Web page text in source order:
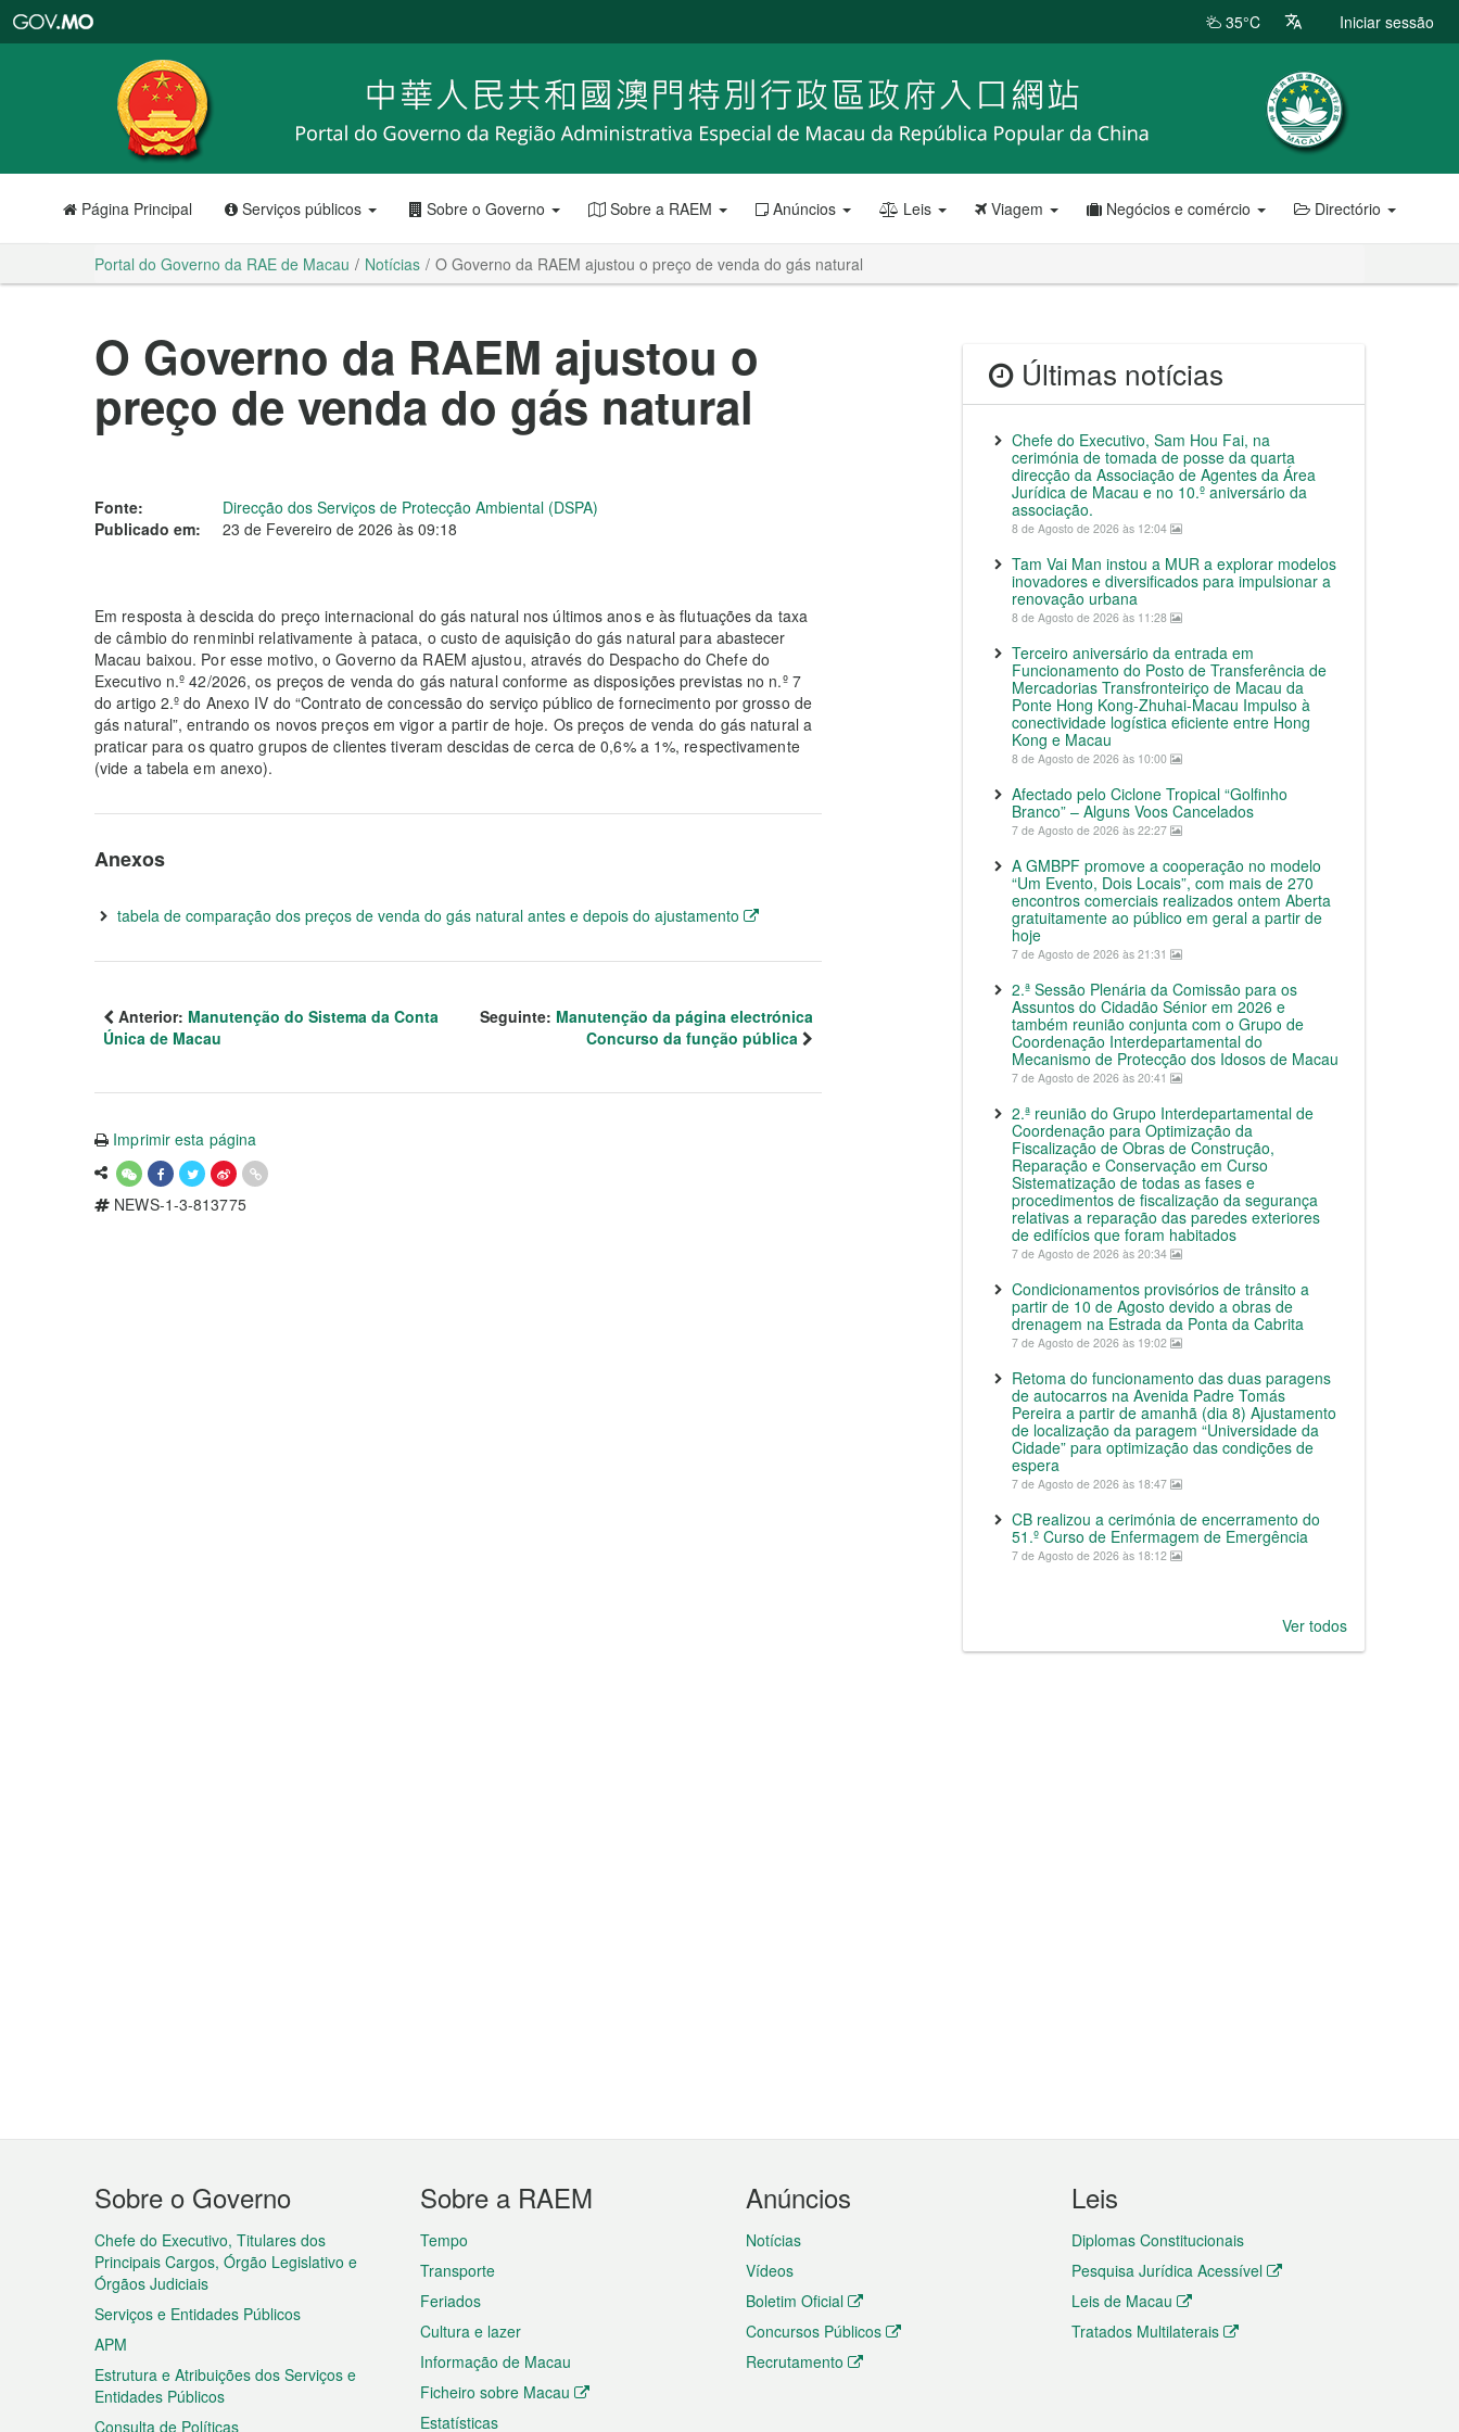
RAE
de
Macau
35°C Iniciar sessão
Página Principal Serviços públicos Sobre o Governo Sobre a RAEM Anúncios Leis Viagem Negócios e comércio Directório
Portal do Governo da RAE de Macau Notícias O Governo da RAEM ajustou o preço de venda do gás natural
O Governo da RAEM ajustou o
preço de venda do gás natural
Fonte:
Direcção dos Serviços de Protecção Ambiental (DSPA)
Publicado em:
23 de Fevereiro de 2026 às 09:18
Em resposta à descida do preço internacional do gás natural nos últimos anos e às flutuações da taxa
de câmbio do renminbi relativamente à pataca, o custo de aquisição do gás natural para abastecer
Macau baixou. Por esse motivo, o Governo da RAEM ajustou, através do Despacho do Chefe do
Executivo n.º 42/2026, os preços de venda do gás natural conforme as disposições previstas no n.º 7
do artigo 2.º do Anexo IV do “Contrato de concessão do serviço público de fornecimento por grosso de
gás natural”, entrando os novos preços em vigor a partir de hoje. Os preços de venda do gás natural a
praticar para os quatro grupos de clientes tiveram descidas de cerca de 0,6% a 1%, respectivamente
(vide a tabela em anexo).
Anexos
tabela de comparação dos preços de venda do gás natural antes e depois do ajustamento
Anterior: Manutenção do Sistema da Conta
Única de Macau
Seguinte: Manutenção da página electrónica
Concurso da função pública
Imprimir esta página
NEWS-1-3-813775
Últimas notícias
Chefe do Executivo, Sam Hou Fai, na
cerimónia de tomada de posse da quarta
direcção da Associação de Agentes da Área
Jurídica de Macau e no 10.º aniversário da
associação.
8 de Agosto de 2026 às 12:04
Tam Vai Man instou a MUR a explorar modelos
inovadores e diversificados para impulsionar a
renovação urbana
8 de Agosto de 2026 às 11:28
Terceiro aniversário da entrada em
Funcionamento do Posto de Transferência de
Mercadorias Transfronteiriço de Macau da
Ponte Hong Kong-Zhuhai-Macau Impulso à
conectividade logística eficiente entre Hong
Kong e Macau
8 de Agosto de 2026 às 10:00
Afectado pelo Ciclone Tropical “Golfinho
Branco” – Alguns Voos Cancelados
7 de Agosto de 2026 às 22:27
A GMBPF promove a cooperação no modelo
“Um Evento, Dois Locais”, com mais de 270
encontros comerciais realizados ontem Aberta
gratuitamente ao público em geral a partir de
hoje
7 de Agosto de 2026 às 21:31
2.ª Sessão Plenária da Comissão para os
Assuntos do Cidadão Sénior em 2026 e
também reunião conjunta com o Grupo de
Coordenação Interdepartamental do
Mecanismo de Protecção dos Idosos de Macau
7 de Agosto de 2026 às 20:41
2.ª reunião do Grupo Interdepartamental de
Coordenação para Optimização da
Fiscalização de Obras de Construção,
Reparação e Conservação em Curso
Sistematização de todas as fases e
procedimentos de fiscalização da segurança
relativas a reparação das paredes exteriores
de edifícios que foram habitados
7 de Agosto de 2026 às 20:34
Condicionamentos provisórios de trânsito a
partir de 10 de Agosto devido a obras de
drenagem na Estrada da Ponta da Cabrita
7 de Agosto de 2026 às 19:02
Retoma do funcionamento das duas paragens
de autocarros na Avenida Padre Tomás
Pereira a partir de amanhã (dia 8) Ajustamento
de localização da paragem “Universidade da
Cidade” para optimização das condições de
espera
7 de Agosto de 2026 às 18:47
CB realizou a cerimónia de encerramento do
51.º Curso de Enfermagem de Emergência
7 de Agosto de 2026 às 18:12
Ver todos
Menu
do
rodapé
Sobre o Governo
Chefe do Executivo, Titulares dos
Principais Cargos, Órgão Legislativo e
Órgãos Judiciais
Serviços e Entidades Públicos
APM
Estrutura e Atribuições dos Serviços e
Entidades Públicos
Consulta de Políticas
Sobre a RAEM
Tempo
Transporte
Feriados
Cultura e lazer
Informação de Macau
Ficheiro sobre Macau
Estatísticas
Anúncios
Notícias
Vídeos
Boletim Oficial
Concursos Públicos
Recrutamento
Leis
Diplomas Constitucionais
Pesquisa Jurídica Acessível
Leis de Macau
Tratados Multilaterais